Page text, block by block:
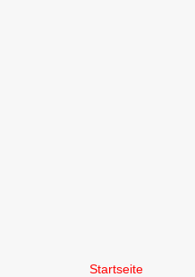
Startseite